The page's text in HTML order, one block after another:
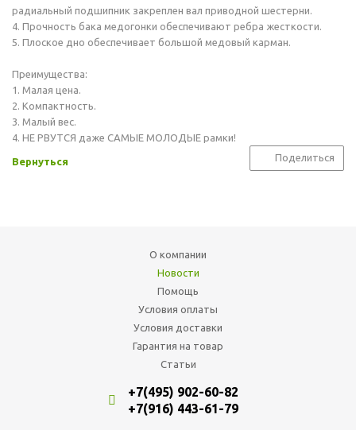
радиальный подшипник закреплен вал приводной шестерни.
4. Прочность бака медогонки обеспечивают ребра жесткости.
5. Плоское дно обеспечивает большой медовый карман.
Преимущества:
1. Малая цена.
2. Компактность.
3. Малый вес.
4. НЕ РВУТСЯ даже САМЫЕ МОЛОДЫЕ рамки!
Вернуться Поделиться
О компании
Новости
Помощь
Условия оплаты
Условия доставки
Гарантия на товар
Статьи
+7(495) 902-60-82
+7(916) 443-61-79